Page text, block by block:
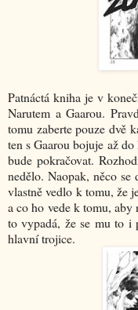
Patnáctá kniha je v
Narutem a Gaarou.
tomu zaberte pouze dvě
ten s Gaarou bojuje až
bude pokračovat.
nedělo. Naopak, něco se
vlastně vedlo k tomu, že
a co ho vede k tomu,
to vypadá, že se mu to i
hlavní trojice.